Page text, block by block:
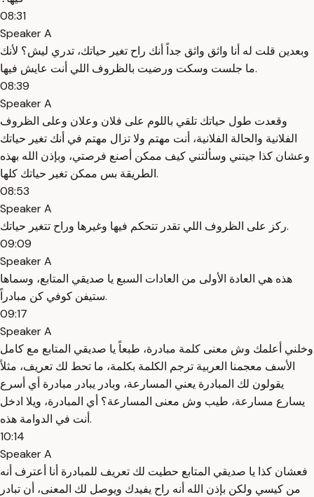
08:31
Speaker A
وبعدين قلت له أنا واثق واثق جداً أنك راح تغير حياتك، تدري ليش؟ لأنك
ما جلست وسكت ورضيت بالظروف اللي أنت عايش فيها.
08:39
Speaker A
وقعدت طول حياتك تلقي باللوم على فلان وعلان وعلى الظروف
الفلانية والحالة الفلانية، أنت مهتم ولا تزال مهتم في أنك تغير حياتك
وعشان كذا جيتني وسألتني كيف ممكن أصنع فرصتي، وبإذن الله بهذه
الطريقة بس ممكن تغير حياتك كلها.
08:53
Speaker A
ركز على الظروف اللي تقدر تتحكم فيها وغيرها وراح تتغير حياتك.
09:09
Speaker A
هذه هي العادة الأولى من العادات السبع يا صديقي المتابع، وسماها
ستيفن كوفي كن مبادراً.
09:17
Speaker A
وخلني أعلمك وش معنى كلمة مبادرة، طبعاً يا صديقي المتابع مع كامل
الأسف معجمنا العربية ترجم الكلمة بكلمة، ما تحط لك تعريف، مثلاً
يقولون لك المبادرة يعني المسارعة، وبادر يبادر مبادرة أي أسرع
يسارع مسارعة، طيب وش معنى المسارعة؟ أي المبادرة، ويلا ادخل
أنت في الدوامة هذه.
10:14
Speaker A
فعشان كذا يا صديقي المتابع حطيت لك تعريف للمبادرة أنا أعترف أنه
من كيسي ولكن بإذن الله أنه راح يفيدك ويوصل لك المعنى، أن تبادر